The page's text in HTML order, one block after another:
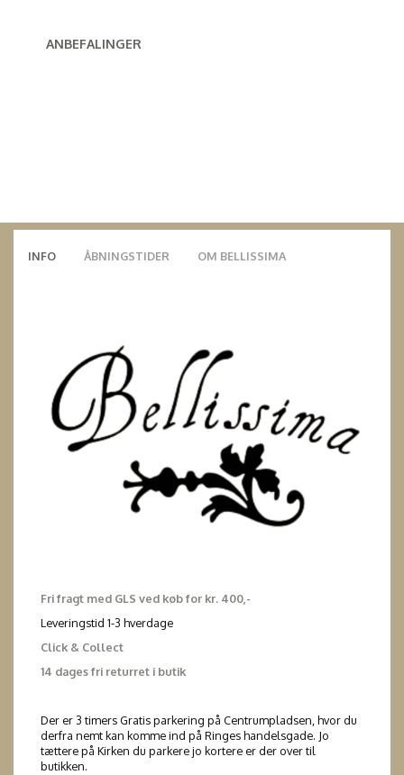
ANBEFALINGER
INFO ÅBNINGSTIDER OM BELLISSIMA
Fri fragt med GLS ved køb for kr. 400,-
Leveringstid 1-3 hverdage
Click & Collect
14 dages fri returret i butik
Der er 3 timers Gratis parkering på Centrumpladsen, hvor du
derfra nemt kan komme ind på Ringes handelsgade. Jo
tættere på Kirken du parkere jo kortere er der over til
butikken.